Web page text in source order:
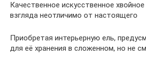
Качественное искусственное
взгляда неотличимо от настоящего
Приобретая интерьерную ель,
для её хранения в сложенном, но не